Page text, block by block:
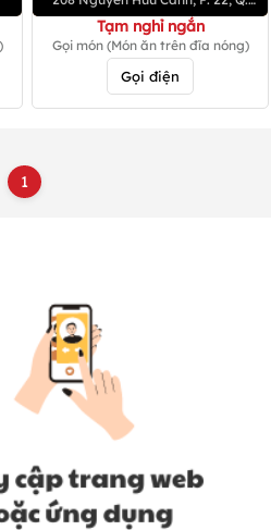
Bình Thạnh
Tạm nghỉ ngắn
Gọi món (Món ăn trên đĩa nóng)
Gọi điện
1